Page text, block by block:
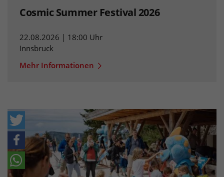
Cosmic Summer Festival 2026
22.08.2026 | 18:00 Uhr
Innsbruck
Mehr Informationen